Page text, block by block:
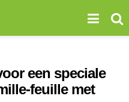
een speciale
feuille met